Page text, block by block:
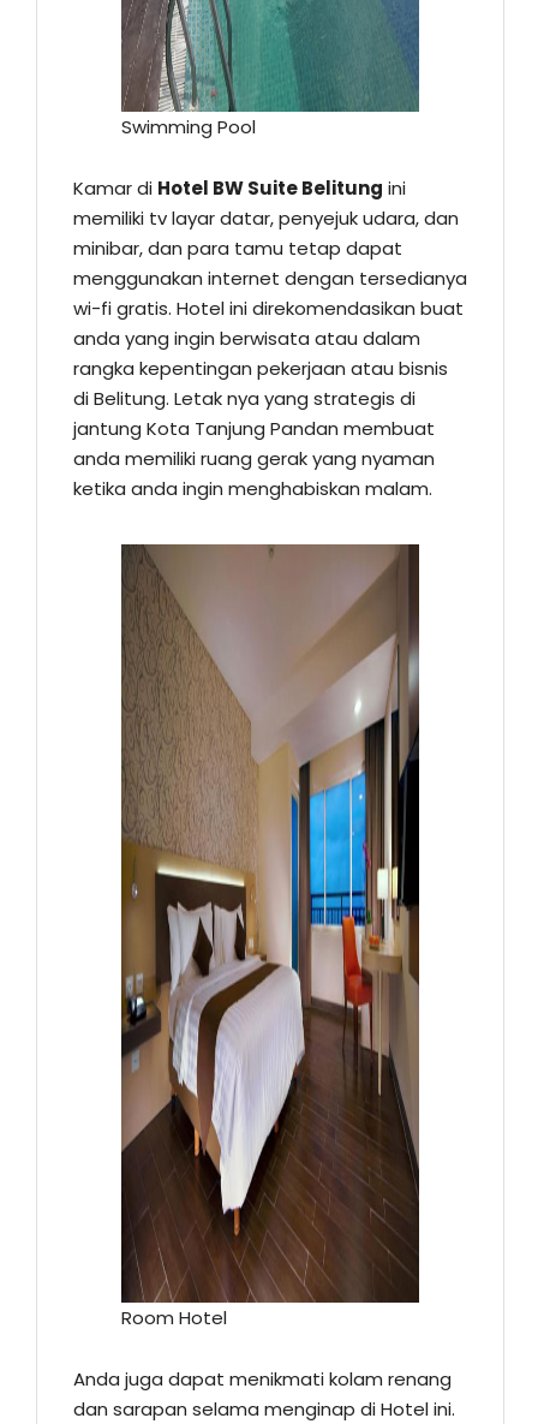
Swimming Pool
Kamar di Hotel BW Suite Belitung ini
memiliki tv layar datar, penyejuk udara, dan
minibar, dan para tamu tetap dapat
menggunakan internet dengan tersedianya
wi-fi gratis. Hotel ini direkomendasikan buat
anda yang ingin berwisata atau dalam
rangka kepentingan pekerjaan atau bisnis
di Belitung. Letak nya yang strategis di
jantung Kota Tanjung Pandan membuat
anda memiliki ruang gerak yang nyaman
ketika anda ingin menghabiskan malam.
Room Hotel
Anda juga dapat menikmati kolam renang
dan sarapan selama menginap di Hotel ini.